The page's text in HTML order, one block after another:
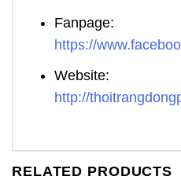
Fanpage:
https://
Website:
http://
RELATED PRODUCTS